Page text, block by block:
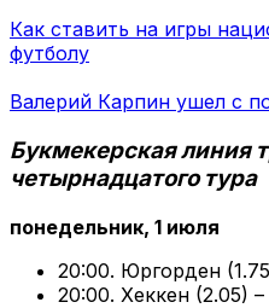
Как ставить на игры
футболу
Валерий Карпин ушел с
Букмекерская линия
четырнадцатого тура
понедельник, 1 июля
20:00. Юргорден
20:00. Хеккен (2.05)